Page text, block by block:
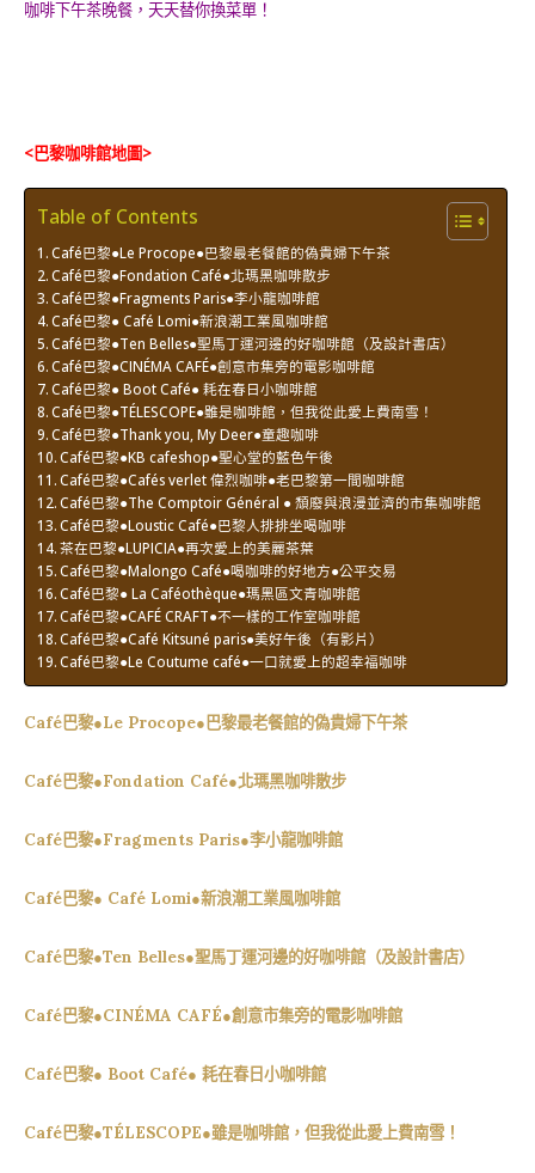
咖啡下午茶晚餐，天天替你換菜單！
<巴黎咖啡館地圖>
Table of Contents
Café巴黎●Le Procope●巴黎最老餐館的偽貴婦下午茶
Café巴黎●Fondation Café●北瑪黑咖啡散步
Café巴黎●Fragments Paris●李小龍咖啡館
Café巴黎● Café Lomi●新浪潮工業風咖啡館
Café巴黎●Ten Belles●聖馬丁運河邊的好咖啡館（及設計書店）
Café巴黎●CINÉMA CAFÉ●創意市集旁的電影咖啡館
Café巴黎● Boot Café● 耗在春日小咖啡館
Café巴黎●TÉLESCOPE●雖是咖啡館，但我從此愛上費南雪！
Café巴黎●Thank you, My Deer●童趣咖啡
Café巴黎●KB cafeshop●聖心堂的藍色午後
Café巴黎●Cafés verlet 偉烈咖啡●老巴黎第一間咖啡館
Café巴黎●The Comptoir Général ● 頹廢與浪漫並濟的市集咖啡館
Café巴黎●Loustic Café●巴黎人排排坐喝咖啡
茶在巴黎●LUPICIA●再次愛上的美麗茶葉
Café巴黎●Malongo Café●喝咖啡的好地方●公平交易
Café巴黎● La Caféothèque●瑪黑區文青咖啡館
Café巴黎●CAFÉ CRAFT●不一樣的工作室咖啡館
Café巴黎●Café Kitsuné paris●美好午後（有影片）
Café巴黎●Le Coutume café●一口就愛上的超幸福咖啡
Café巴黎●Le Procope●巴黎最老餐館的偽貴婦下午茶
Café巴黎●Fondation Café●北瑪黑咖啡散步
Café巴黎●Fragments Paris●李小龍咖啡館
Café巴黎● Café Lomi●新浪潮工業風咖啡館
Café巴黎●Ten Belles●聖馬丁運河邊的好咖啡館（及設計書店）
Café巴黎●CINÉMA CAFÉ●創意市集旁的電影咖啡館
Café巴黎● Boot Café● 耗在春日小咖啡館
Café巴黎●TÉLESCOPE●雖是咖啡館，但我從此愛上費南雪！